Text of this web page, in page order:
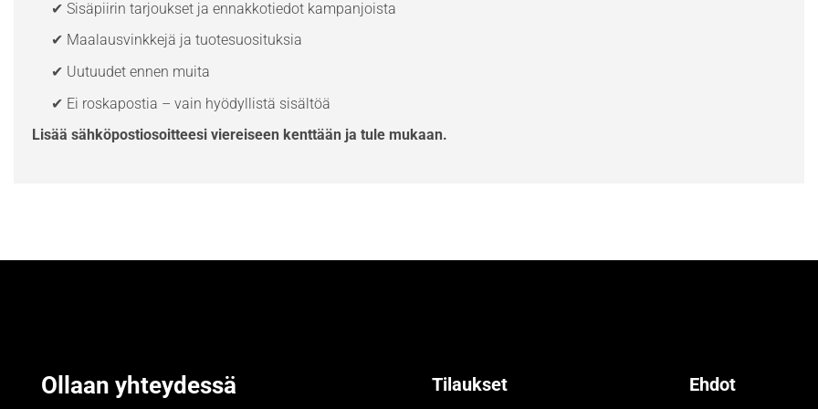
✔ Sisäpiirin tarjoukset ja ennakkotiedot kampanjoista
✔ Maalausvinkkejä ja tuotesuosituksia
✔ Uutuudet ennen muita
✔ Ei roskapostia – vain hyödyllistä sisältöä
Lisää sähköpostiosoitteesi viereiseen kenttään ja tule mukaan.
Ollaan yhteydessä Tilaukset Ehdot